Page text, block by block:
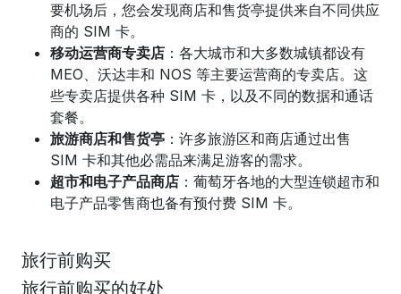
要机场后，您会发现商店和售货亭提供来自不同供应
商的 SIM 卡。
移动运营商专卖店 ：各大城市和大多数城镇都设有
MEO、沃达丰和 NOS 等主要运营商的专卖店。这
些专卖店提供各种 SIM 卡，以及不同的数据和通话
套餐。
旅游商店和售货亭 ：许多旅游区和商店通过出售
SIM 卡和其他必需品来满足游客的需求。
超市和电子产品商店 ：葡萄牙各地的大型连锁超市和
电子产品零售商也备有预付费 SIM 卡。
旅行前购买
旅行前购买的好处